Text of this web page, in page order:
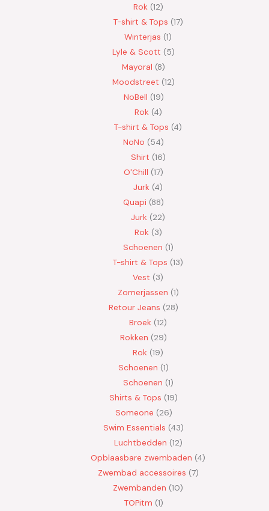
Rok 12
T-shirt & Tops 17
Winterjas 1
Lyle & Scott
5
Mayoral 8
Moodstreet 12
NoBell 19
Rok 4
T-shirt & Tops 4
NoNo
54
Shirt 16
O'Chill 17
Jurk 4
Quapi 88
Jurk 22
Rok 3
Schoenen 1
T-shirt & Tops 13
Vest
3
Zomerjassen 1
Retour Jeans
28
Broek 12
Rokken
29
Rok 19
Schoenen 1
Schoenen 1
Shirts & Tops 19
Someone 26
Swim Essentials 43
Luchtbedden 12
Opblaasbare zwembaden 4
Zwembad accessoires 7
Zwembanden 10
TOPitm 1